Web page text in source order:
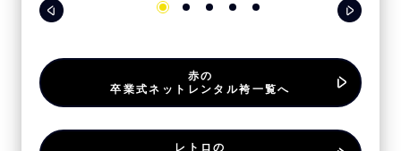
赤の
卒業式ネットレンタル袴一覧へ
レトロの